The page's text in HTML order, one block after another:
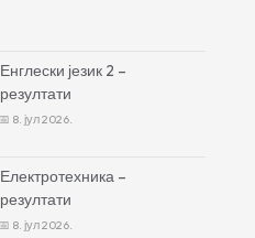
Енглески језик 2 –
резултати
8. јул 2026.
Електротехника –
резултати
8. јул 2026.